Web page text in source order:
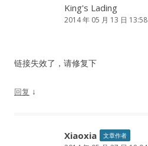
King's Lading
2014 年 05 月 13 日 13:58
链接失效了，请修复下
回复 ↓
Xiaoxia 文章作者